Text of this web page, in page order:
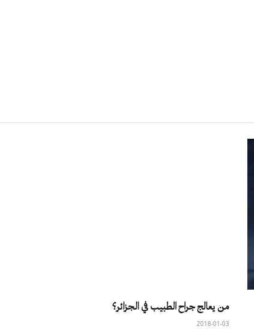
من يعالج جراح الطبيب في الجزائر؟
2018-01-03